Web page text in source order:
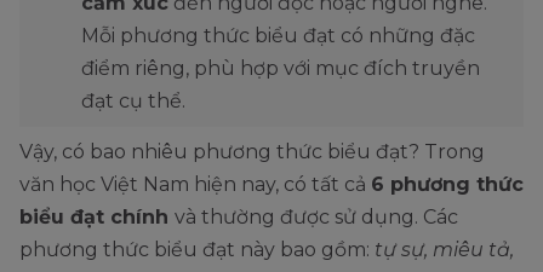
Mỗi phương thức biểu đạt có những đặc
điểm riêng, phù hợp với mục đích truyền
đạt cụ thể.
Vậy, có bao nhiêu phương thức biểu đạt? Trong
văn học Việt Nam hiện nay, có tất cả 6 phương thức
biểu đạt chính và thường được sử dụng. Các
phương thức biểu đạt này bao gồm: tự sự, miêu tả,